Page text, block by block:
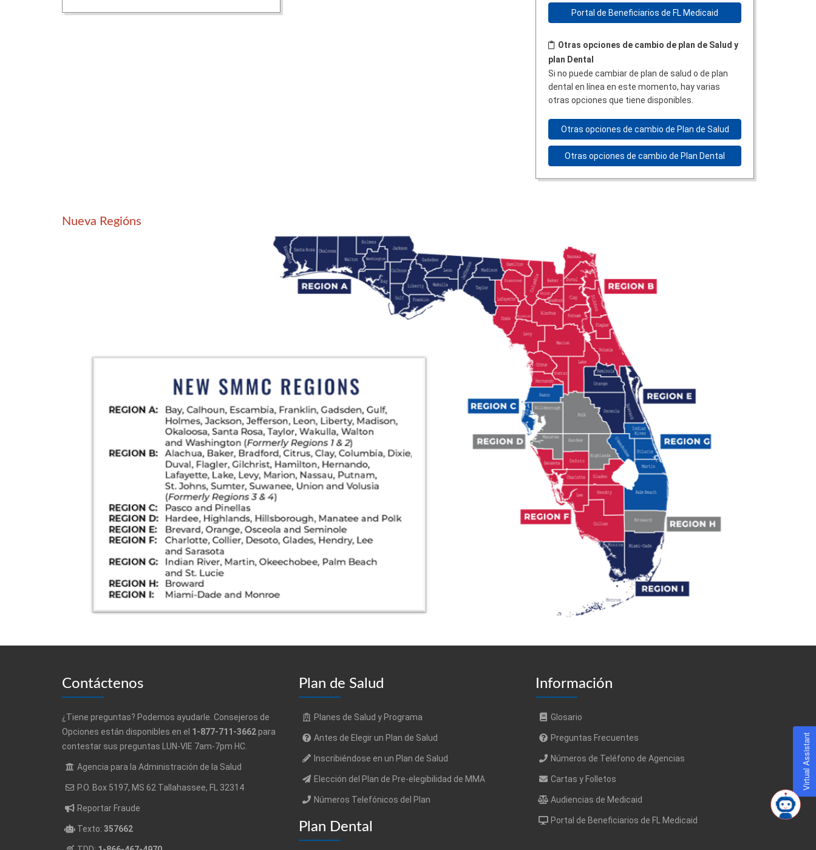
Portal de Beneficiarios de FL Medicaid
Otras opciones de cambio de plan de Salud y
plan Dental
Si no puede cambiar de plan de salud o de plan
dental en línea en este momento, hay varias
otras opciones que tiene disponibles.
Otras opciones de cambio de Plan de Salud
Otras opciones de cambio de Plan Dental
Nueva Regións
Contáctenos
¿Tiene preguntas? Podemos ayudarle. Consejeros de
Opciones están disponibles en el 1-877-711-3662para
contestar sus preguntas LUN-VIE 7am-7pm HC.
Agencia para la Administración de la Salud
P.O. Box 5197, MS 62 Tallahassee, FL 32314
Reportar Fraude
Texto: 357662
Plan de Salud
Planes de Salud y Programa
Antes de Elegir un Plan de Salud
Inscribiéndose en un Plan de Salud
Elección del Plan de Pre-elegibilidad de MMA
Números Telefónicos del Plan
Plan Dental
Información
Glosario
Preguntas Frecuentes
Números de Teléfono de Agencias
Cartas y Folletos
Audiencias de Medicaid
Portal de Beneficiarios de FL Medicaid
Virtual Assistant